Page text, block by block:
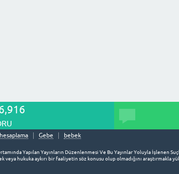
Gebe bebek
Yapılan Yayınların Düzenlenmesi Ve Bu Yayınlar Yoluyla İşlenen
hukuka aykırı bir faaliyetin söz konusu olup olmadığını araştırmakla